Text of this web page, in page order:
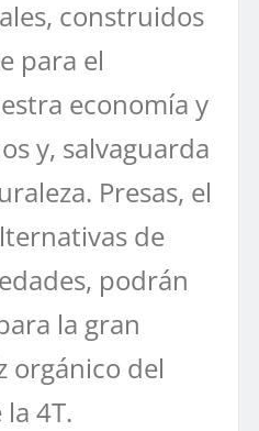
construidos
para el
economía y
y, salvaguarda
Presas, el
de
podrán
la gran
orgánico del
4T.